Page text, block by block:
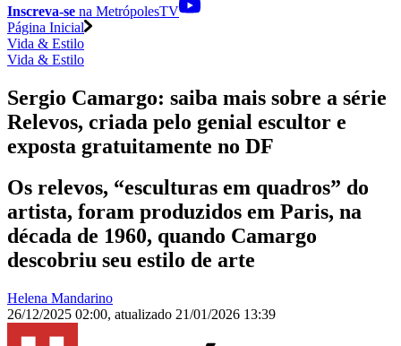
Inscreva-se na MetrópolesTV
Página Inicial
Vida & Estilo
Vida & Estilo
Sergio Camargo: saiba mais sobre a série
Relevos, criada pelo genial escultor e
exposta gratuitamente no DF
Os relevos, “esculturas em quadros” do
artista, foram produzidos em Paris, na
década de 1960, quando Camargo
descobriu seu estilo de arte
Helena Mandarino
26/12/2025 02:00, atualizado 21/01/2026 13:39